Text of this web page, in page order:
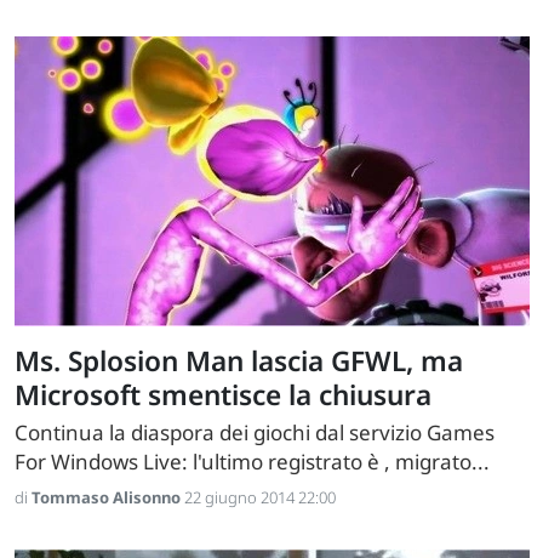
Ms. Splosion Man lascia GFWL, ma
Microsoft smentisce la chiusura
Continua la diaspora dei giochi dal servizio Games
For Windows Live: l'ultimo registrato è , migrato...
di Tommaso Alisonno22 giugno 2014 22:00